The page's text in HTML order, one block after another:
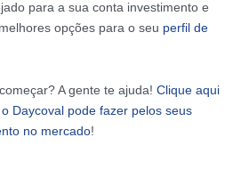
para a sua conta investimento e
opções para o seu perfil de
A gente te ajuda! Clique aqui
Daycoval pode fazer pelos seus
no mercado!